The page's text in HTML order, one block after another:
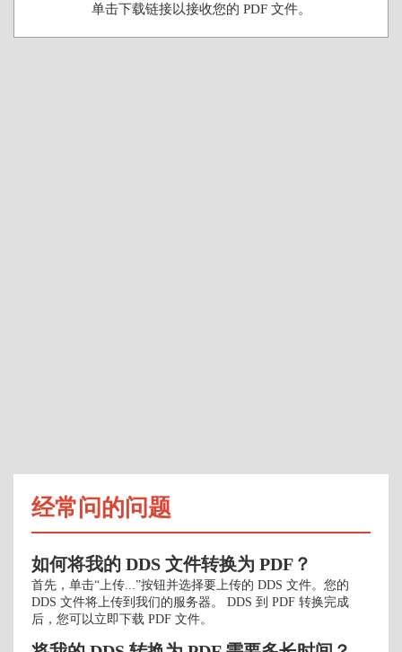
单击下载链接以接收您的 PDF 文件。
经常问的问题
如何将我的 DDS 文件转换为 PDF？
首先，单击“上传...”按钮并选择要上传的 DDS 文件。您的
DDS 文件将上传到我们的服务器。 DDS 到 PDF 转换完成
后，您可以立即下载 PDF 文件。